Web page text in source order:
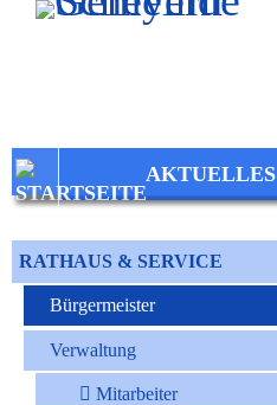
Zum Inhalt,zur Navigationoder
AKTUELLES
RATHAUS & SERVICE
Bürgermeister
Verwaltung
Mitarbeiter